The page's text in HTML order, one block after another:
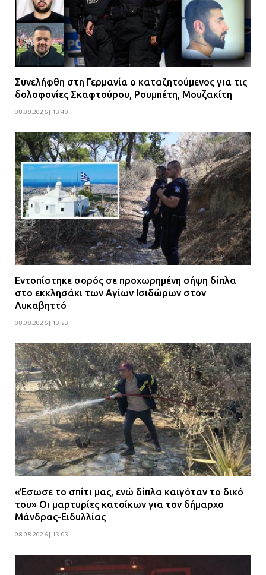
Συνελήφθη στη Γερμανία ο καταζητούμενος για τις
δολοφονίες Σκαφτούρου, Ρουμπέτη, Μουζακίτη
08.08.2026 | 13:40
Εντοπίστηκε σορός σε προχωρημένη σήψη δίπλα
στο εκκλησάκι των Αγίων Ισιδώρων στον
Λυκαβηττό
08.08.2026 | 13:23
«Έσωσε το σπίτι μας, ενώ δίπλα καιγόταν το δικό
του» Οι μαρτυρίες κατοίκων για τον δήμαρχο
Μάνδρας-Ειδυλλίας
08.08.2026 | 13:03